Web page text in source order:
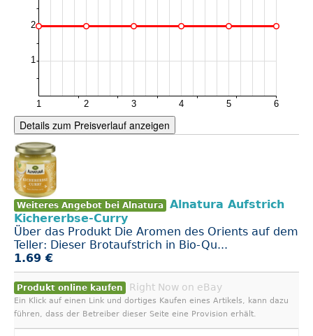
Details zum Preisverlauf anzeigen
Weiteres Angebot bei Alnatura
Alnatura Aufstrich
Kichererbse-Curry
Über das Produkt Die Aromen des Orients auf dem
Teller: Dieser Brotaufstrich in Bio-Qu...
1.69 €
Produkt online kaufen Right Now on eBay
Ein Klick auf einen Link und dortiges Kaufen eines Artikels, kann dazu
führen, dass der Betreiber dieser Seite eine Provision erhält.